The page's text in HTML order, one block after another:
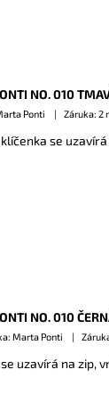
NO. 010
Ponti Záruka: 2
se
NO. 010
Marta Ponti
uzavírá na zip,